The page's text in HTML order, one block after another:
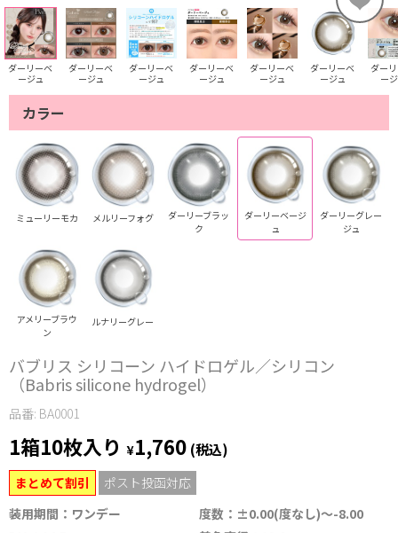
ダーリーベ
ージュ
ダーリーベ
ージュ
ダーリーベ
ージュ
ダーリーベ
ージュ
ダーリーベ
ージュ
ダーリーベ
ージュ
ダー
ー
カラー
ミューリーモカ メルリーフォグ
ダーリーブラッ
ク
ダーリーベージ
ュ
ダーリーグレー
ジュ
アメリーブラウ
ン
ルナリーグレー
バブリス シリコーン ハイドロゲル／シリコン
（Babris silicone hydrogel）
品番: BA0001
1箱10枚入り ¥1,760 (税込)
まとめて割引
ポスト投函対応
装用期間：ワンデー
度数：±0.00(度なし)～-8.00